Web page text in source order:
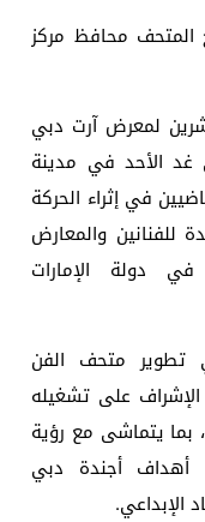
المتحف محافظ مركز
لمعرض آرت دبي
غد الأحد في مدينة
في إثراء الحركة
للفنانين والمعارض
في دولة الإمارات
تطوير متحف الفن
على تشغيله
بما يتماشى مع رؤية
أجندة دبي